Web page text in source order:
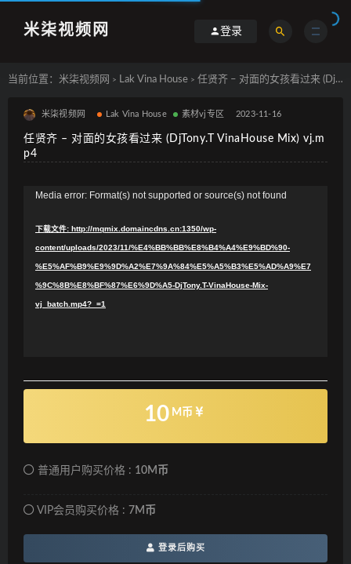
米柒视频网 登录
当前位置： 米柒视频网 > Lak Vina House > 任贤齐 – 对面的女孩看过来 (DjTony.T VinaHouse Mix) vj.mp4
米柒视频网 Lak Vina House 素材vj专区 2023-11-16
任贤齐 – 对面的女孩看过来 (DjTony.T VinaHouse Mix) vj.m
p4
Media error: Format(s) not supported or source(s) not found
下载文件: http://mqmix.domaincdns.cn:1350/wp-
content/uploads/2023/11/%E4%BB%BB%E8%B4%A4%E9%BD%90-
%E5%AF%B9%E9%9D%A2%E7%9A%84%E5%A5%B3%E5%AD%A9%E7
%9C%8B%E8%BF%87%E6%9D%A5-DjTony.T-VinaHouse-Mix-
vj_batch.mp4?_=1
10 M币
普通用户购买价格 : 10M币
VIP会员购买价格 : 7M币
登录后购买